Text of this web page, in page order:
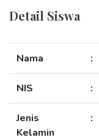
Detail Siswa
Nama :
NIS :
Jenis
Kelamin
: